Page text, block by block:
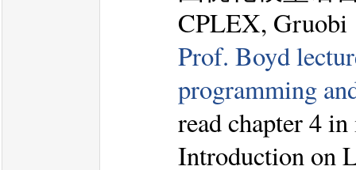
CPLEX, Gruobi
Prof. Boyd
programming
read chapter 4
Introduction on